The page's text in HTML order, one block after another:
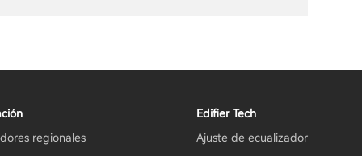
regionales
Edifier Tech
Ajuste de ecualizador